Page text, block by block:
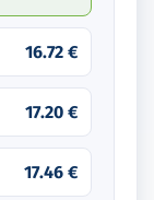
16.72 €
17.20 €
17.46 €